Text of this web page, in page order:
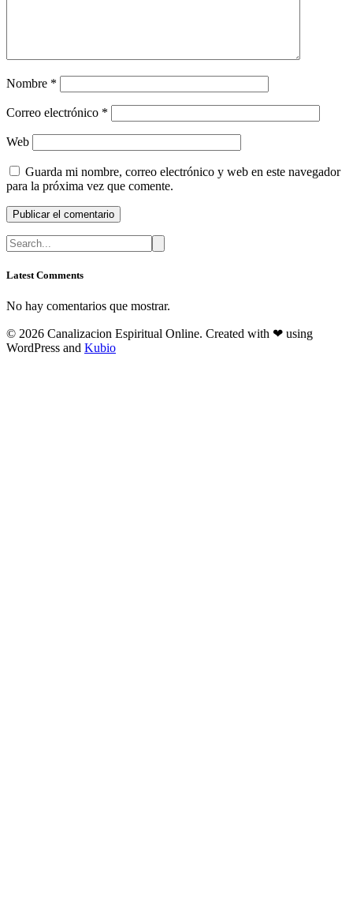
Nombre *
Correo electrónico *
Web
Guarda mi nombre, correo electrónico y web en este navegador
para la próxima vez que comente.
Latest Comments
No hay comentarios que mostrar.
© 2026 Canalizacion Espiritual Online. Created with ❤ using
WordPress and Kubio